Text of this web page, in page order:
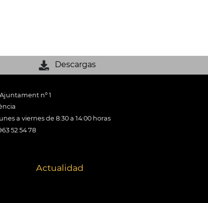
Descargas
nº 1
a viernes de 8:30 a 14:00 horas
52 54 78
Actualidad